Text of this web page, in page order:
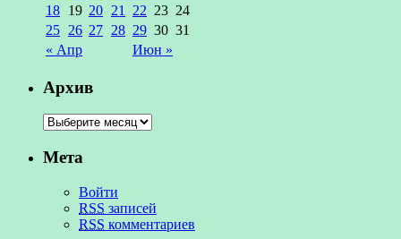
« Апр Июн »
18 19 20 21 22 23 24
25 26 27 28 29 30 31
Архив
Мета
Войти
RSS записей
RSS комментариев